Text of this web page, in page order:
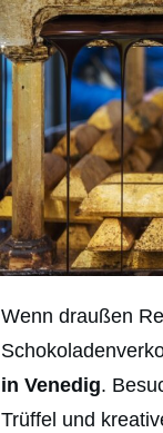
Wenn draußen
in Venedig.
Trüffel und